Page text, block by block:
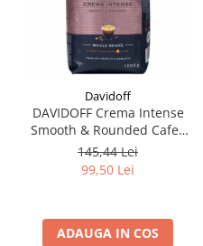
Davidoff
DAVIDOFF Crema Intense
Smooth & Rounded Cafea
Boabe 1Kg
145,44 Lei
99,50 Lei
ADAUGA IN COS